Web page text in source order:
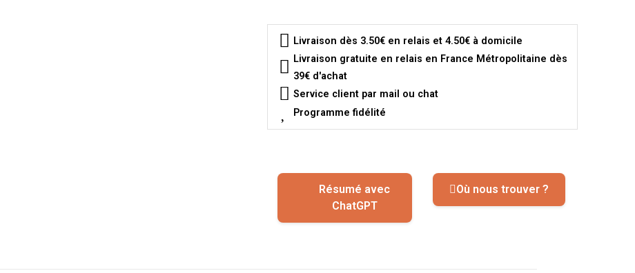
Livraison dès 3.50€ en relais et 4.50€ à domicile
Livraison gratuite en relais en France Métropolitaine dès
39€ d'achat
Service client par mail ou chat
Programme fidélité
Résumé avec
ChatGPT
Où nous trouver ?